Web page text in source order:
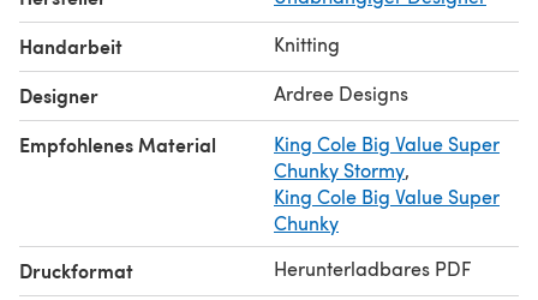
Handarbeit Knitting
Designer Ardree Designs
Empfohlenes Material
King Cole Big Value Super
Chunky Stormy,
King Cole Big Value Super
Chunky
Druckformat Herunterladbares PDF